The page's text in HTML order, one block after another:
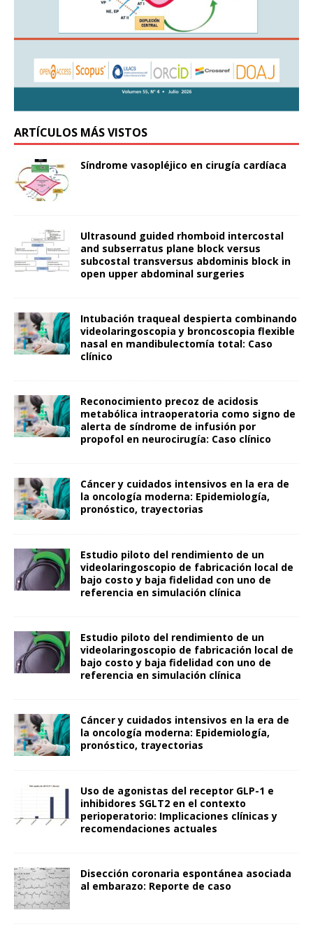
ARTÍCULOS MÁS VISTOS
Síndrome vasopléjico en cirugía cardíaca
Ultrasound guided rhomboid intercostal
and subserratus plane block versus
subcostal transversus abdominis block in
open upper abdominal surgeries
Intubación traqueal despierta combinando
videolaringoscopia y broncoscopia flexible
nasal en mandibulectomía total: Caso
clínico
Reconocimiento precoz de acidosis
metabólica intraoperatoria como signo de
alerta de síndrome de infusión por
propofol en neurocirugía: Caso clínico
Cáncer y cuidados intensivos en la era de
la oncología moderna: Epidemiología,
pronóstico, trayectorias
Estudio piloto del rendimiento de un
videolaringoscopio de fabricación local de
bajo costo y baja fidelidad con uno de
referencia en simulación clínica
Estudio piloto del rendimiento de un
videolaringoscopio de fabricación local de
bajo costo y baja fidelidad con uno de
referencia en simulación clínica
Cáncer y cuidados intensivos en la era de
la oncología moderna: Epidemiología,
pronóstico, trayectorias
Uso de agonistas del receptor GLP-1 e
inhibidores SGLT2 en el contexto
perioperatorio: Implicaciones clínicas y
recomendaciones actuales
Disección coronaria espontánea asociada
al embarazo: Reporte de caso